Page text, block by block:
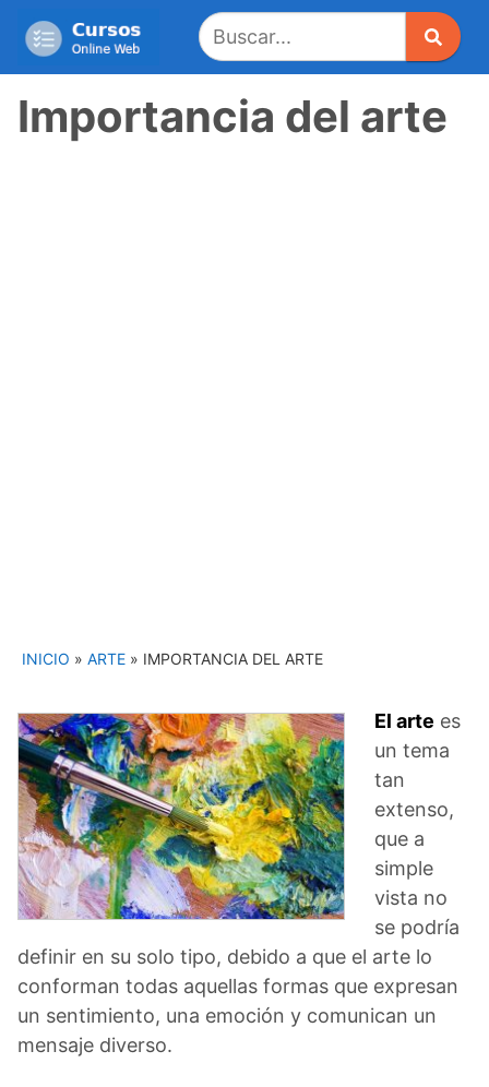
Importancia del arte
INICIO » ARTE » IMPORTANCIA DEL ARTE
El arte es
un tema
tan
extenso,
que a
simple
vista no
se podría
definir en su solo tipo, debido a que el arte lo
conforman todas aquellas formas que expresan
un sentimiento, una emoción y comunican un
mensaje diverso.